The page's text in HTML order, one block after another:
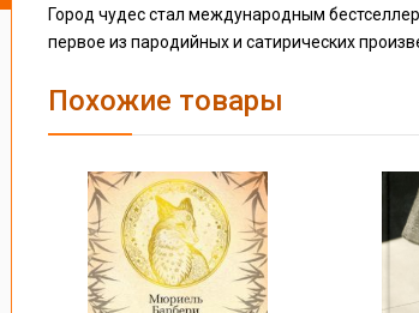
Город чудес стал меж­дународным
первое из пародийных и сатирических
Похожие товары